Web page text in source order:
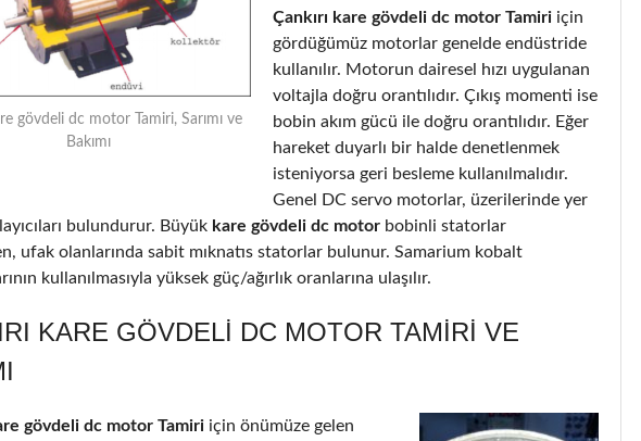
gövdeli dc motor Tamiri, Sarımı ve
Bakımı
Çankırı kare gövdeli dc motor Tamiri için
gördüğümüz motorlar genelde endüstride
kullanılır. Motorun dairesel hızı uygulanan
voltajla doğru orantılıdır. Çıkış momenti ise
bobin akım gücü ile doğru orantılıdır. Eğer
hareket duyarlı bir halde denetlenmek
isteniyorsa geri besleme kullanılmalıdır.
Genel DC servo motorlar, üzerilerinde yer
bulundurur. Büyük kare gövdeli dc motor bobinli statorlar
ufak olanlarında sabit mıknatıs statorlar bulunur. Samarium kobalt
kullanılmasıyla yüksek güç/ağırlık oranlarına ulaşılır.
KARE GÖVDELI DC MOTOR TAMIRI VE
gövdeli dc motor Tamiri için önümüze gelen